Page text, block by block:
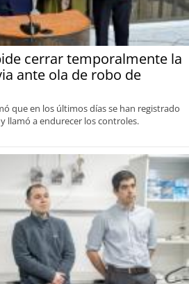
cerrar temporalmente la
ante ola de robo de
que en los últimos días se han registrado
llamó a endurecer los controles.